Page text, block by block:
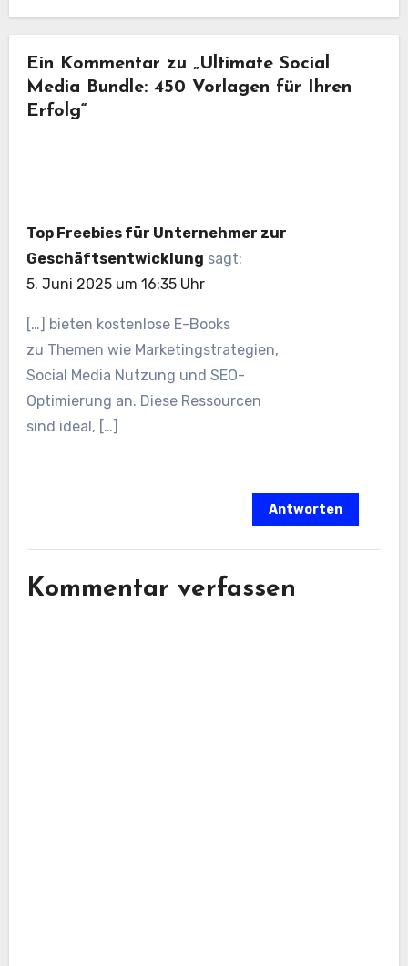
Ein Kommentar zu „Ultimate Social
Media Bundle: 450 Vorlagen für Ihren
Erfolg“
Top Freebies für Unternehmer zur
Geschäftsentwicklung sagt:
5. Juni 2025 um 16:35 Uhr
[…] bieten kostenlose E-Books
z‬u T‬hemen w‬ie Marketingstrategien,
Social Media Nutzung u‬nd SEO-
Optimierung an. D‬iese Ressourcen
s‬ind ideal, […]
Antworten
Kommentar verfassen